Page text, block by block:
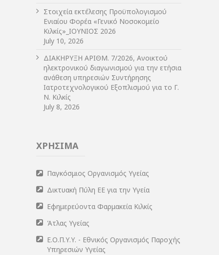
Στοιχεία εκτέλεσης Προϋπολογισμού
Ενιαίου Φορέα «Γενικό Νοσοκομείο
Κιλκίς»_ΙΟΥΝΙΟΣ 2026
July 10, 2026
ΔIΑΚΗΡΥΞΗ ΑΡIΘΜ. 7/2026, Ανοικτού
ηλεκτρονικού διαγωνισμού για την ετήσια
ανάθεση υπηρεσιών Συντήρησης
Ιατροτεχνολογικού Εξοπλισμού για το Γ.
Ν. Κιλκίς
July 8, 2026
ΧΡΗΣΙΜΑ
Παγκόσμιος Οργανισμός Υγείας
Δικτυακή Πύλη ΕΕ για την Υγεία
Εφημερεύοντα Φαρμακεία Κιλκίς
Άτλας Υγείας
Ε.Ο.Π.Υ.Υ. - Εθνικός Οργανισμός Παροχής
Υπηρεσιών Υγείας